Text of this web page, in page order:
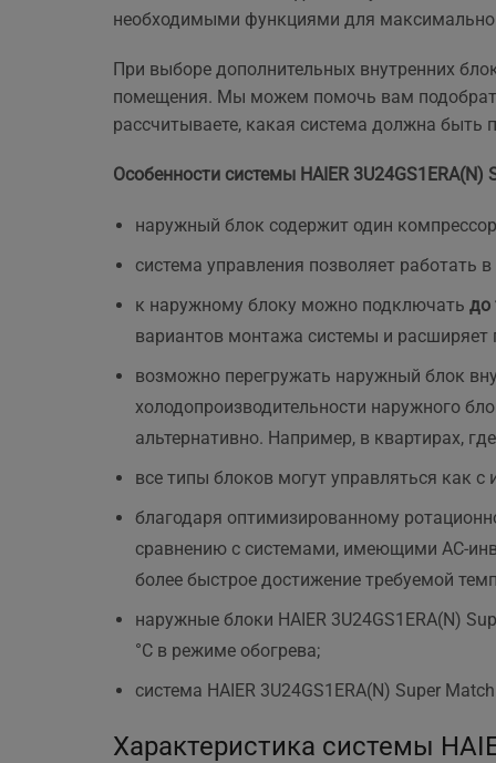
необходимыми функциями для максимально
При выборе дополнительных внутренних
помещения. Мы можем помочь вам
рассчитываете, какая система должна
Особенности системы HAIER 3U24GS1ERA(N)
наружный блок содержит один
система управления позволяет работать
к наружному блоку можно подключать до
вариантов монтажа системы и
возможно перегружать наружный блок
холодопроизводительности наружного
альтернативно. Например, в квартирах,
все типы блоков могут управляться как с
благодаря оптимизированному
сравнению с системами, имеющими AC-
более быстрое достижение требуемой
наружные блоки HAIER 3U24GS1ERA(N)
°С в режиме обогрева;
система HAIER 3U24GS1ERA(N) Super
Характеристика системы